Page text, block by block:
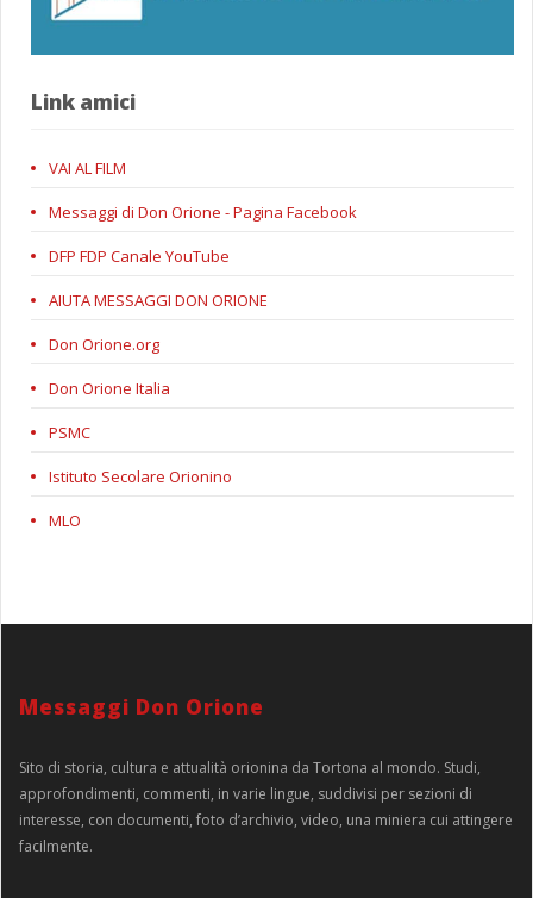
Link amici
VAI AL FILM
Messaggi di Don Orione - Pagina Facebook
DFP FDP Canale YouTube
AIUTA MESSAGGI DON ORIONE
Don Orione.org
Don Orione Italia
PSMC
Istituto Secolare Orionino
MLO
Messaggi Don Orione
Sito di storia, cultura e attualità orionina da Tortona al mondo. Studi,
approfondimenti, commenti, in varie lingue, suddivisi per sezioni di
interesse, con documenti, foto d’archivio, video, una miniera cui attingere
facilmente.